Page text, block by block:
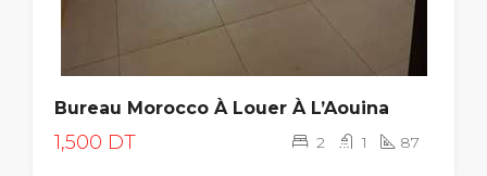
Bureau Morocco À Louer À L’Aouina
1,500 DT 2 1 87